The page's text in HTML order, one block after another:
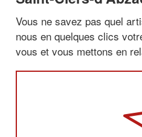
Vous ne savez pas quel
nous en quelques clics
vous et vous mettons en